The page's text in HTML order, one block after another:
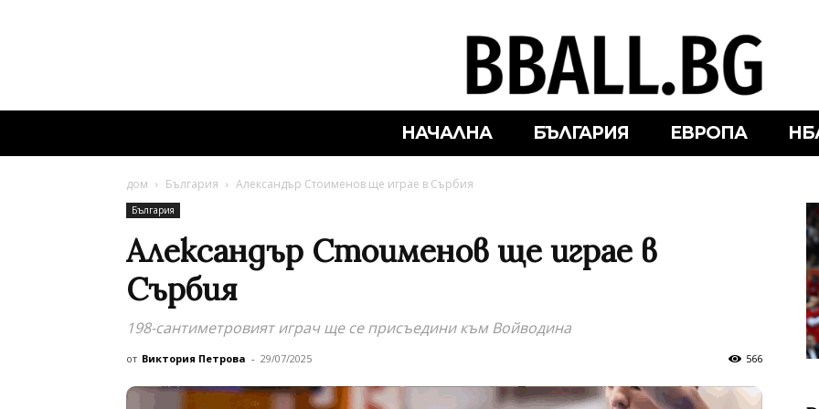
НАЧАЛНА БЪЛГАРИЯ ЕВРОПА
дом България Александър Стоименов ще играе в Сърбия
България
Александър Стоименов ще играе в
Сърбия
198-сантиметровият играч ще се присъедини към Войводина
от Виктория Петрова - 29/07/2025 566